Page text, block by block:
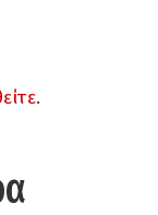
.